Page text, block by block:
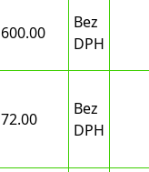
600.00
Bez
DPH
72.00
Bez
DPH